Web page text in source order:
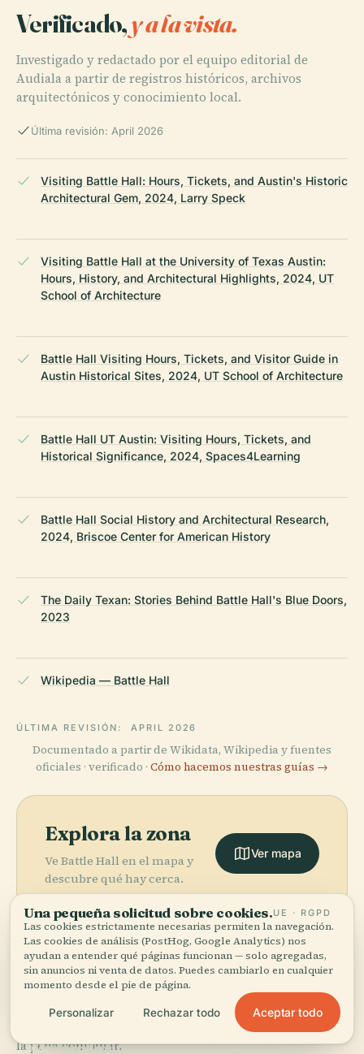
Verificado,y a la vista.
Investigado y redactado por el equipo editorial de
Audiala a partir de registros históricos, archivos
arquitectónicos y conocimiento local.
Última revisión: April 2026
Visiting Battle Hall: Hours, Tickets, and Austin's Historic
Architectural Gem, 2024, Larry Speck
Visiting Battle Hall at the University of Texas Austin:
Hours, History, and Architectural Highlights, 2024, UT
School of Architecture
Battle Hall Visiting Hours, Tickets, and Visitor Guide in
Austin Historical Sites, 2024, UT School of Architecture
Battle Hall UT Austin: Visiting Hours, Tickets, and
Historical Significance, 2024, Spaces4Learning
Battle Hall Social History and Architectural Research,
2024, Briscoe Center for American History
The Daily Texan: Stories Behind Battle Hall's Blue Doors,
2023
Wikipedia — Battle Hall
ÚLTIMA REVISIÓN: APRIL 2026
Documentado a partir de Wikidata, Wikipedia y fuentes
oficiales · verificado · Cómo hacemos nuestras guías →
Explora la zona
Ve Battle Hall en el mapa y
descubre qué hay cerca.
Ver mapa
More inAustin.
201 lugares por descubrir — unos cuantos que merece
la pena combinar.
Darrell K.
Memorial
Museo Blanton
Cementerio
Una pequeña solicitud sobre cookies.UE · RGPD
Las cookies estrictamente necesarias permiten la navegación.
Las cookies de análisis (PostHog, Google Analytics) nos
ayudan a entender qué páginas funcionan — solo agregadas,
sin anuncios ni venta de datos. Puedes cambiarlo en cualquier
momento desde el pie de página.
Personalizar Rechazar todo Aceptar todo